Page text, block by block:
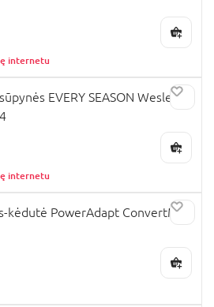
internetu
EVERY SEASON Wesley, 0
internetu
kėdutė PowerAdapt ConvertMe,